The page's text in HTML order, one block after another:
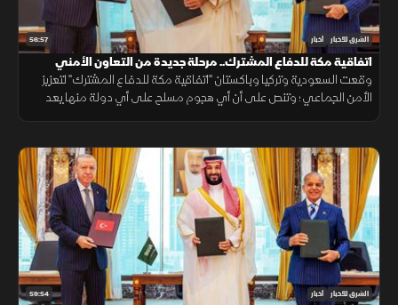
56:57 الشرق للأخبار أخبار
اتفاقية مكة للدفاع المشترك.. مرحلة جديدة من التعاون الأمني
وقعت السعودية وتركيا وباكستان "اتفاقية مكة للدفاع المشترك" لتعزيز
الأمن الجماعي؛ وتنص على أن أي هجوم مسلح على أي دولة منها يعد
59:54 الشرق للأخبار أخبار